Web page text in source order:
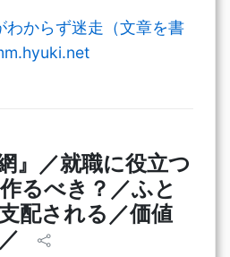
わからず迷走（文章を書
』／就職に役立つ
るべき？／ふと
配される／価値